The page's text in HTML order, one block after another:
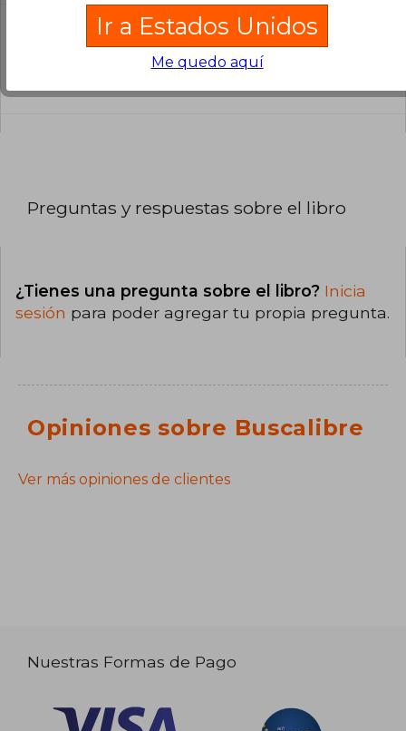
¿Cuál es la encuadernación de este libro?
La encuadernación de esta edición es Tapa
Preguntas y respuestas sobre el libro
¿Tienes una pregunta sobre el libro? Inicia
sesión para poder agregar tu propia pregunta.
Opiniones sobre Buscalibre
Ver más opiniones de clientes
Nuestras Formas de Pago
Ir a Estados Unidos
Me quedo aquí